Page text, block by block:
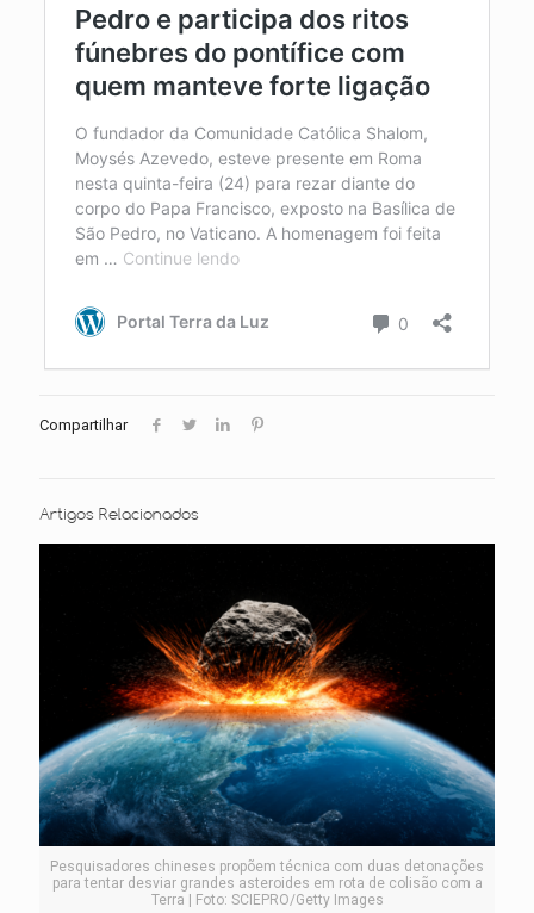
Compartilhar
Artigos Relacionados
Pesquisadores chineses propõem técnica com duas detonações
para tentar desviar grandes asteroides em rota de colisão com a
Terra | Foto: SCIEPRO/Getty Images